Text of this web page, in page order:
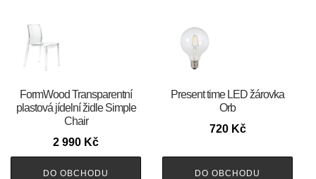
FormWood Transparentní
plastová jídelní židle Simple
Chair
2 990 Kč
DO OBCHODU
Present time LED žárovka
Orb
720 Kč
DO OBCHODU